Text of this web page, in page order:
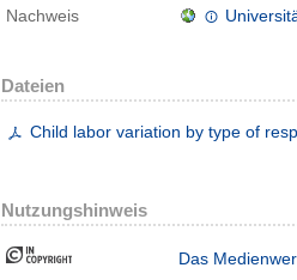
Nachweis
Dateien
Child labor variation by type of
Nutzungshinweis
Das